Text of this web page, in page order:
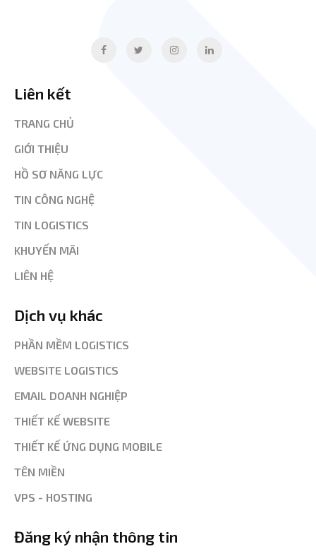
Liên kết
TRANG CHỦ
GIỚI THIỆU
HỒ SƠ NĂNG LỰC
TIN CÔNG NGHỆ
TIN LOGISTICS
KHUYẾN MÃI
LIÊN HỆ
Dịch vụ khác
PHẦN MỀM LOGISTICS
WEBSITE LOGISTICS
EMAIL DOANH NGHIỆP
THIẾT KẾ WEBSITE
THIẾT KẾ ỨNG DỤNG MOBILE
TÊN MIỀN
VPS - HOSTING
Đăng ký nhận thông tin